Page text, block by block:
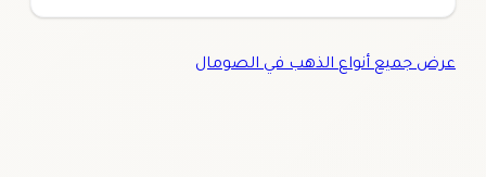
عرض جميع أنواع الذهب في الصومال